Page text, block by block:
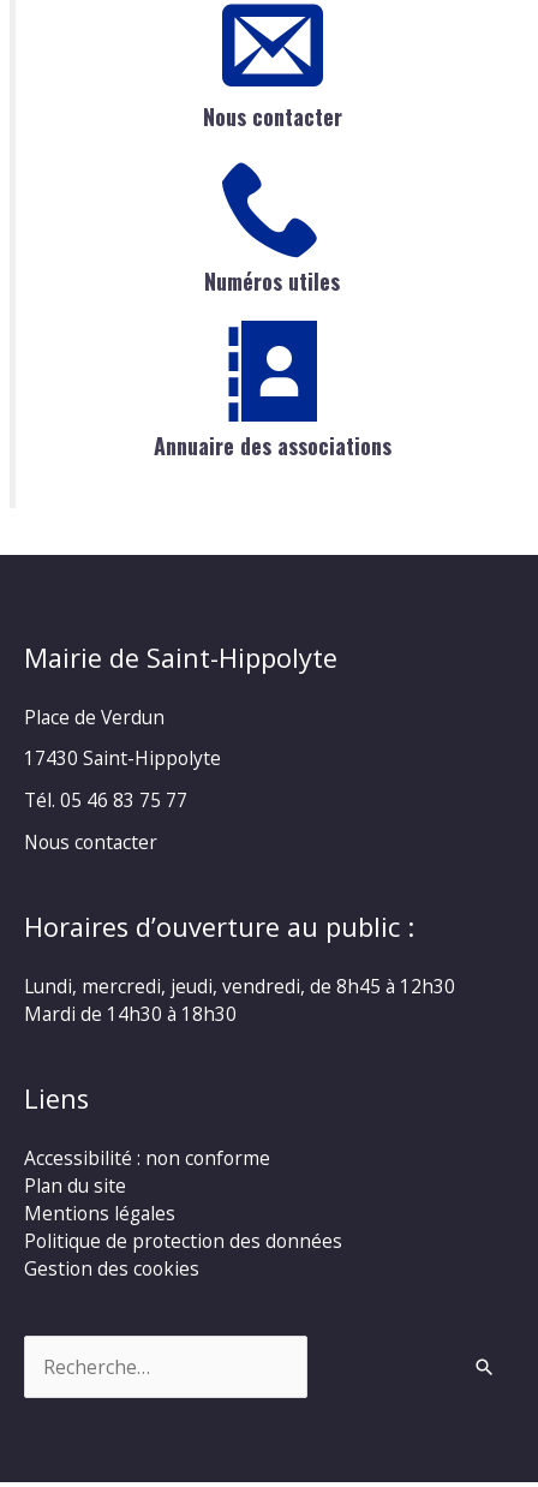
Nous contacter
Numéros utiles
Annuaire des associations
Mairie de Saint-Hippolyte
Place de Verdun
17430 Saint-Hippolyte
Tél. 05 46 83 75 77
Nous contacter
Horaires d’ouverture au public :
Lundi, mercredi, jeudi, vendredi, de 8h45 à 12h30
Mardi de 14h30 à 18h30
Liens
Accessibilité : non conforme
Plan du site
Mentions légales
Politique de protection des données
Gestion des cookies